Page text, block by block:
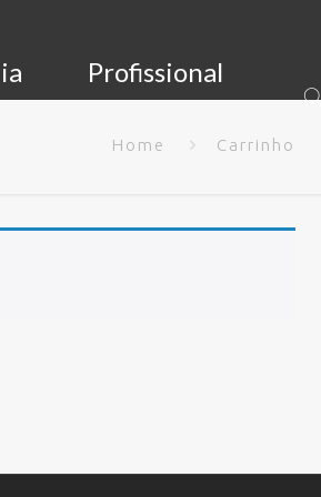
Profissional
Home Carrinho